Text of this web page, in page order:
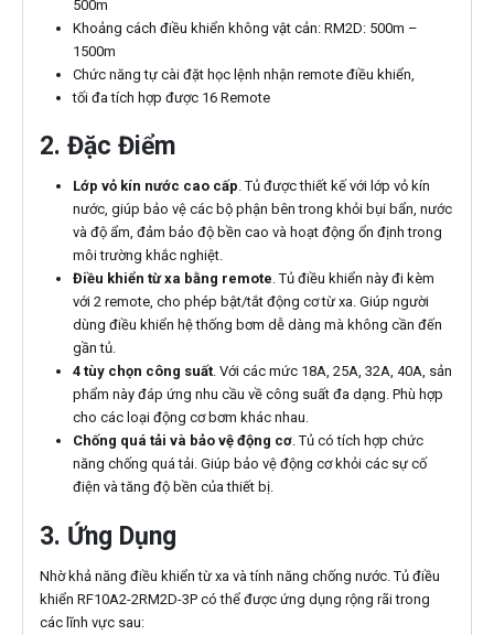
500m
Khoảng cách điều khiển không vật cản: RM2D: 500m –
1500m
Chức năng tự cài đặt học lệnh nhận remote điều khiển,
tối đa tích hợp được 16 Remote
2. Đặc Điểm
Lớp vỏ kín nước cao cấp. Tủ được thiết kế với lớp vỏ kín
nước, giúp bảo vệ các bộ phận bên trong khỏi bụi bẩn, nước
và độ ẩm, đảm bảo độ bền cao và hoạt động ổn định trong
môi trường khắc nghiệt.
Điều khiển từ xa bằng remote. Tủ điều khiển này đi kèm
với 2 remote, cho phép bật/tắt động cơ từ xa. Giúp người
dùng điều khiển hệ thống bơm dễ dàng mà không cần đến
gần tủ.
4 tùy chọn công suất. Với các mức 18A, 25A, 32A, 40A, sản
phẩm này đáp ứng nhu cầu về công suất đa dạng. Phù hợp
cho các loại động cơ bơm khác nhau.
Chống quá tải và bảo vệ động cơ. Tủ có tích hợp chức
năng chống quá tải. Giúp bảo vệ động cơ khỏi các sự cố
điện và tăng độ bền của thiết bị.
3. Ứng Dụng
Nhờ khả năng điều khiển từ xa và tính năng chống nước. Tủ điều
khiển RF10A2-2RM2D-3P có thể được ứng dụng rộng rãi trong
các lĩnh vực sau: